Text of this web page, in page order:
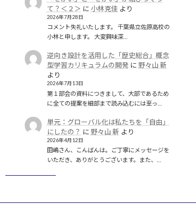
て？＜２＞ に 小林克佳 より
2026年7月28日
コメント失礼いたします。 千葉県立佐原高校の
小林と申します。 大変興味深…
逆向き設計を活用した「歴史総合」概念
型学習カリキュラムの開発に 野々山 新
より
2026年7月13日
第１部会の資料につきまして、大部であるため
に全ての提案を細部まで読み込むには至っ…
単元：グローバル化は私たちを「自由」
にしたの？ に 野々山 新 より
2026年4月12日
田嶋さん、こんばんは。ご丁寧にメッセージを
いただき、ありがとうございます。また、…